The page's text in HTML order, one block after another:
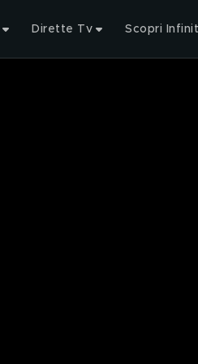
Dirette Tv Scopri